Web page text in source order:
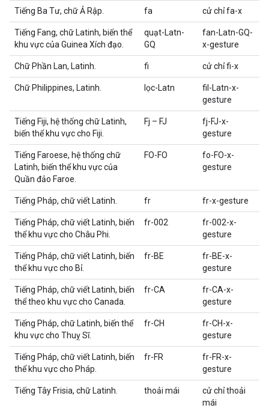
Tiếng Ba Tư, chữ Ả Rập. fa cử chỉ fa-x
Tiếng Fang, chữ Latinh, biến thể
khu vực của Guinea Xích đạo.
quạt-Latn-
GQ
fan-Latn-GQ-
x-gesture
Chữ Phần Lan, Latinh. fi cử chỉ fi-x
Chữ Philippines, Latinh. lọc-Latn
fil-Latn-x-
gesture
Tiếng Fiji, hệ thống chữ Latinh,
biến thể khu vực cho Fiji.
Fj – FJ
fj-FJ-x-
gesture
Tiếng Faroese, hệ thống chữ
Latinh, biến thể khu vực của
Quần đảo Faroe.
FO-FO
fo-FO-x-
gesture
Tiếng Pháp, chữ viết Latinh. fr fr-x-gesture
Tiếng Pháp, chữ viết Latinh, biến
thể khu vực cho Châu Phi.
fr-002
fr-002-x-
gesture
Tiếng Pháp, chữ viết Latinh, biến
thể khu vực cho Bỉ.
fr-BE
fr-BE-x-
gesture
Tiếng Pháp, chữ viết Latinh, biến
thể theo khu vực cho Canada.
fr-CA
fr-CA-x-
gesture
Tiếng Pháp, chữ Latinh, biến thể
khu vực cho Thuỵ Sĩ.
fr-CH
fr-CH-x-
gesture
Tiếng Pháp, chữ viết Latinh, biến
thể khu vực cho Pháp.
fr-FR
fr-FR-x-
gesture
Tiếng Tây Frisia, chữ Latinh. thoải mái
cử chỉ thoải
mái